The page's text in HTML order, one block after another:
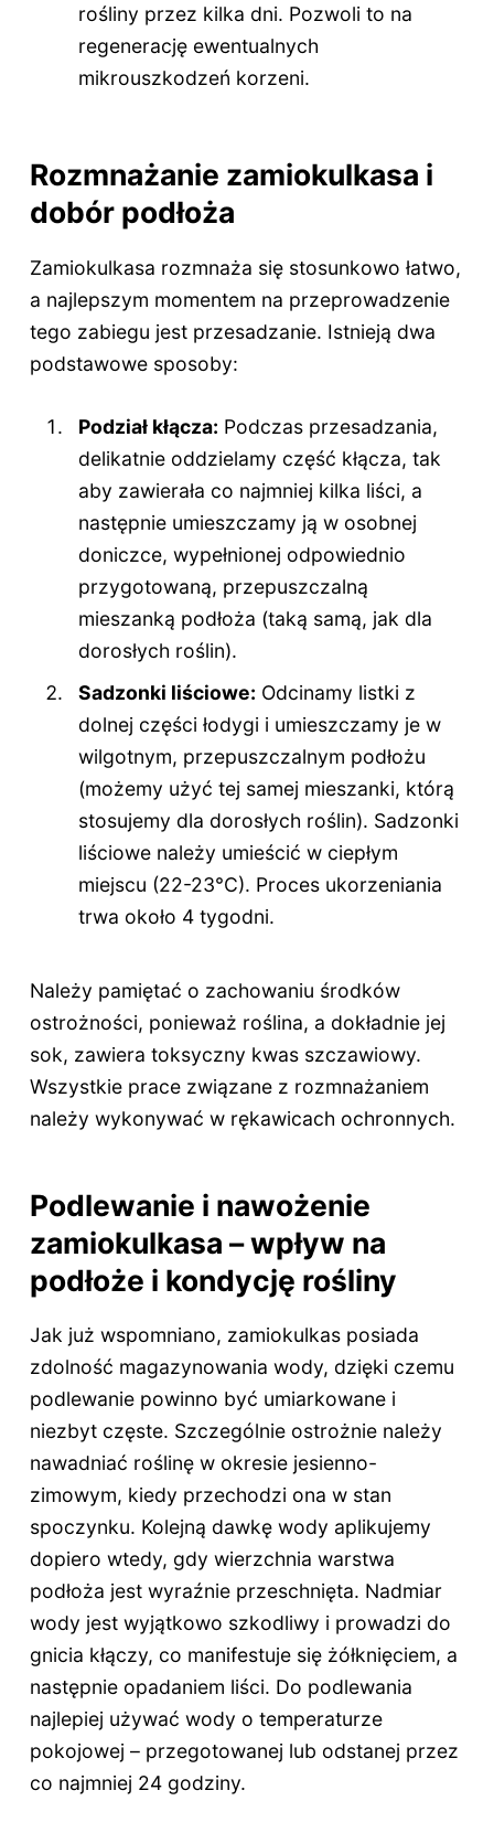
rośliny przez kilka dni. Pozwoli to na
regenerację ewentualnych
mikrouszkodzeń korzeni.
Rozmnażanie zamiokulkasa i
dobór podłoża
Zamiokulkasa rozmnaża się stosunkowo łatwo,
a najlepszym momentem na przeprowadzenie
tego zabiegu jest przesadzanie. Istnieją dwa
podstawowe sposoby:
Podział kłącza: Podczas przesadzania,
delikatnie oddzielamy część kłącza, tak
aby zawierała co najmniej kilka liści, a
następnie umieszczamy ją w osobnej
doniczce, wypełnionej odpowiednio
przygotowaną, przepuszczalną
mieszanką podłoża (taką samą, jak dla
dorosłych roślin).
Sadzonki liściowe: Odcinamy listki z
dolnej części łodygi i umieszczamy je w
wilgotnym, przepuszczalnym podłożu
(możemy użyć tej samej mieszanki, którą
stosujemy dla dorosłych roślin). Sadzonki
liściowe należy umieścić w ciepłym
miejscu (22-23°C). Proces ukorzeniania
trwa około 4 tygodni.
Należy pamiętać o zachowaniu środków
ostrożności, ponieważ roślina, a dokładnie jej
sok, zawiera toksyczny kwas szczawiowy.
Wszystkie prace związane z rozmnażaniem
należy wykonywać w rękawicach ochronnych.
Podlewanie i nawożenie
zamiokulkasa – wpływ na
podłoże i kondycję rośliny
Jak już wspomniano, zamiokulkas posiada
zdolność magazynowania wody, dzięki czemu
podlewanie powinno być umiarkowane i
niezbyt częste. Szczególnie ostrożnie należy
nawadniać roślinę w okresie jesienno-
zimowym, kiedy przechodzi ona w stan
spoczynku. Kolejną dawkę wody aplikujemy
dopiero wtedy, gdy wierzchnia warstwa
podłoża jest wyraźnie przeschnięta. Nadmiar
wody jest wyjątkowo szkodliwy i prowadzi do
gnicia kłączy, co manifestuje się żółknięciem, a
następnie opadaniem liści. Do podlewania
najlepiej używać wody o temperaturze
pokojowej – przegotowanej lub odstanej przez
co najmniej 24 godziny.